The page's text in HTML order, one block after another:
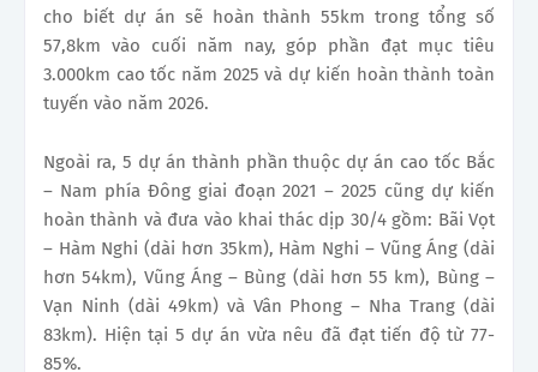
cho biết dự án sẽ hoàn thành 55km trong tổng số
57,8km vào cuối năm nay, góp phần đạt mục tiêu
3.000km cao tốc năm 2025 và dự kiến hoàn thành toàn
tuyến vào năm 2026.
Ngoài ra, 5 dự án thành phần thuộc dự án cao tốc Bắc
– Nam phía Đông giai đoạn 2021 – 2025 cũng dự kiến
hoàn thành và đưa vào khai thác dịp 30/4 gồm: Bãi Vọt
– Hàm Nghi (dài hơn 35km), Hàm Nghi – Vũng Áng (dài
hơn 54km), Vũng Áng – Bùng (dài hơn 55 km), Bùng –
Vạn Ninh (dài 49km) và Vân Phong – Nha Trang (dài
83km). Hiện tại 5 dự án vừa nêu đã đạt tiến độ từ 77-
85%.